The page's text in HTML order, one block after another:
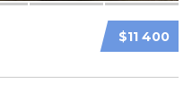
$11 400